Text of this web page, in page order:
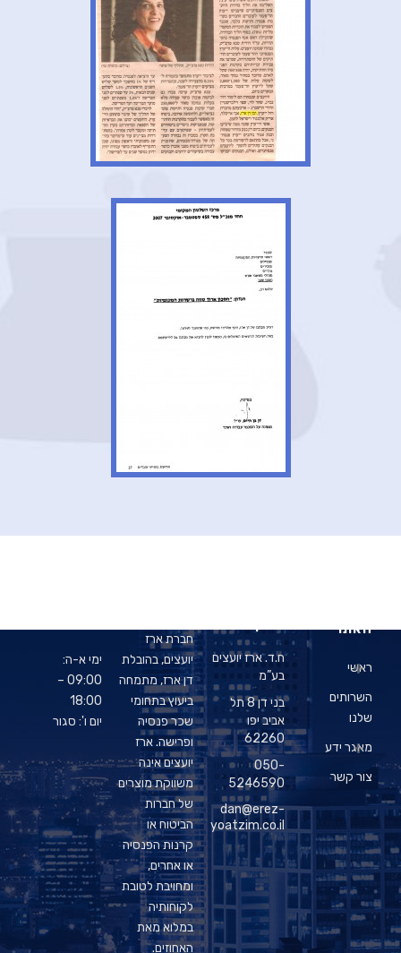
האתר
ראשי
השרותים
שלנו
מאגר ידע
צור קשר
ח.ד. ארז יועצים
בע”מ
בני דן 8 תל
אביב יפו
62260
050-
5246590
dan@erez-
yoatzim.co.il
חברת ארז
יועצים, בהובלת
דן ארז, מתמחה
ביעוץ בתחומי
שכר פנסיה
ופרישה. ארז
יועצים אינה
משווקת מוצרים
של חברות
הביטוח או
קרנות הפנסיה
או אחרים,
ומחויבת לטובת
לקוחותיה
במלוא מאת
האחוזים.
ימי א-ה:
09:00 –
18:00
יום ו': סגור